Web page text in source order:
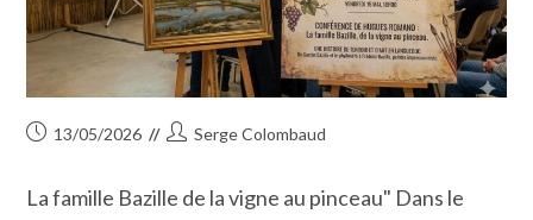
Publication
13/05/2026
Auteur/autrice
publication :
Serge Colombaud
La famille Bazille de la vigne au pinceau" Dans le